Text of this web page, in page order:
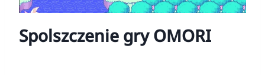
Spolszczenie gry OMORI